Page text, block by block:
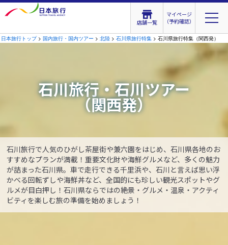
店舗一覧
マイページ
（予約確認）
日本旅行トップ> 国内旅行・国内ツアー > 北陸 > 石川県旅行特集 > 石川県旅行特集（関西発）
石川旅行・石川ツアー
（関西発）
石川旅行で人気のひがし茶屋街や兼六園をはじめ、石川県各地のお
すすめなプランが満載！重要文化財や海鮮グルメなど、多くの魅力
が詰まった石川県。車で走行できる千里浜や、石川と言えば思い浮
かべる回転ずしや海鮮丼など、全国的にも珍しい観光スポットやグ
ルメが目白押し！石川県ならではの絶景・グルメ・温泉・アクティ
ビティを楽しむ旅の準備を始めましょう！